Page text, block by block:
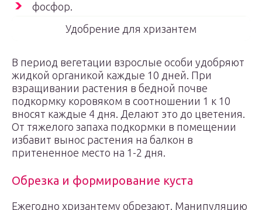
фосфор.
Удобрение для хризантем
В период вегетации взрослые особи удобряют
жидкой органикой каждые 10 дней. При
взращивании растения в бедной почве
подкормку коровяком в соотношении 1 к 10
вносят каждые 4 дня. Делают это до цветения.
От тяжелого запаха подкормки в помещении
избавит вынос растения на балкон в
притененное место на 1-2 дня.
Обрезка и формирование куста
Ежегодно хризантему обрезают. Манипуляцию